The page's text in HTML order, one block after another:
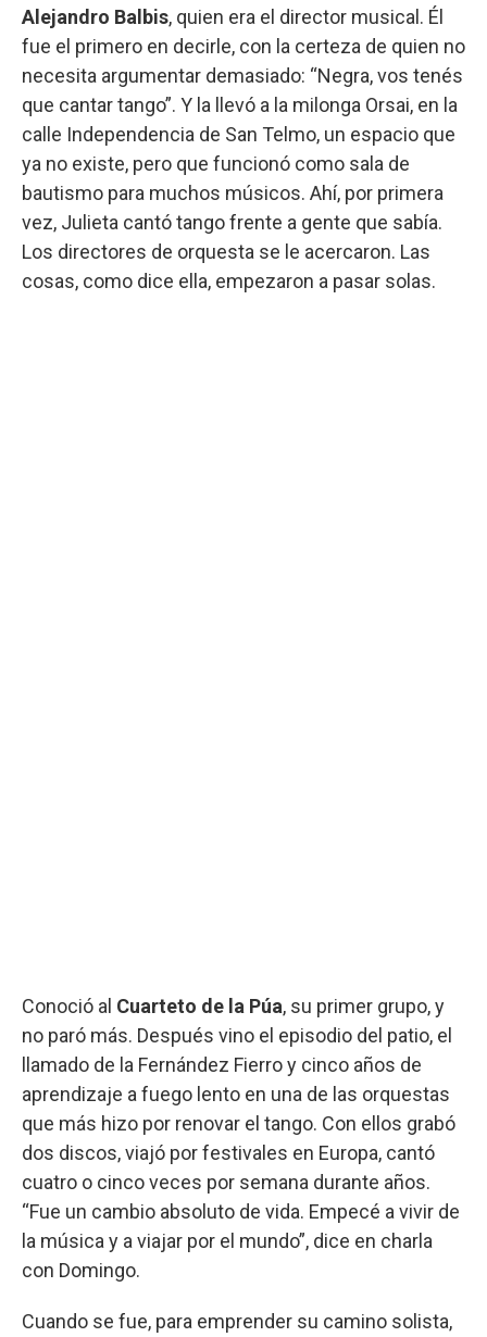
Alejandro Balbis, quien era el director musical. Él
fue el primero en decirle, con la certeza de quien no
necesita argumentar demasiado: “Negra, vos tenés
que cantar tango”. Y la llevó a la milonga Orsai, en la
calle Independencia de San Telmo, un espacio que
ya no existe, pero que funcionó como sala de
bautismo para muchos músicos. Ahí, por primera
vez, Julieta cantó tango frente a gente que sabía.
Los directores de orquesta se le acercaron. Las
cosas, como dice ella, empezaron a pasar solas.
Conoció al Cuarteto de la Púa, su primer grupo, y
no paró más. Después vino el episodio del patio, el
llamado de la Fernández Fierro y cinco años de
aprendizaje a fuego lento en una de las orquestas
que más hizo por renovar el tango. Con ellos grabó
dos discos, viajó por festivales en Europa, cantó
cuatro o cinco veces por semana durante años.
“Fue un cambio absoluto de vida. Empecé a vivir de
la música y a viajar por el mundo”, dice en charla
con Domingo.
Cuando se fue, para emprender su camino solista,